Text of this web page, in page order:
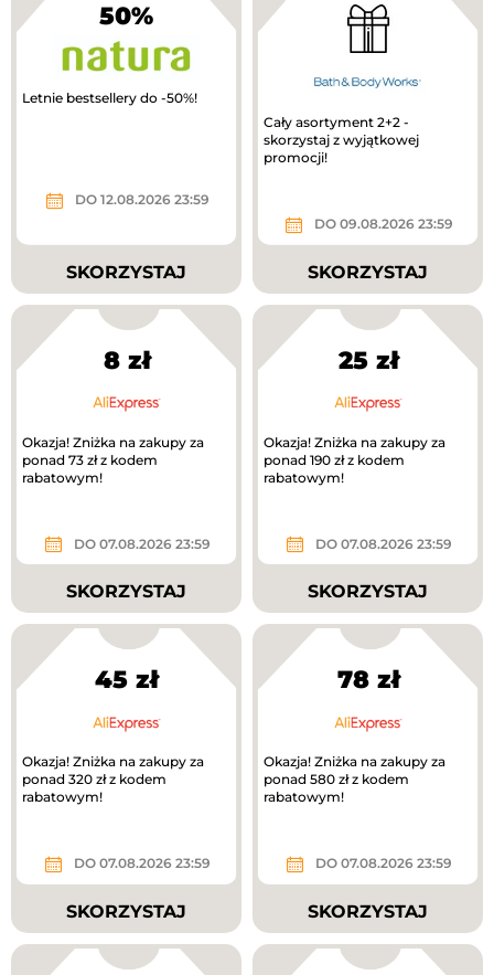
50%
Letnie bestsellery do -50%!
DO 12.08.2026 23:59
SKORZYSTAJ
Cały asortyment 2+2 -
skorzystaj z wyjątkowej
promocji!
DO 09.08.2026 23:59
SKORZYSTAJ
8 zł
Okazja! Zniżka na zakupy za
ponad 73 zł z kodem
rabatowym!
DO 07.08.2026 23:59
SKORZYSTAJ
25 zł
Okazja! Zniżka na zakupy za
ponad 190 zł z kodem
rabatowym!
DO 07.08.2026 23:59
SKORZYSTAJ
45 zł
Okazja! Zniżka na zakupy za
ponad 320 zł z kodem
rabatowym!
DO 07.08.2026 23:59
SKORZYSTAJ
78 zł
Okazja! Zniżka na zakupy za
ponad 580 zł z kodem
rabatowym!
DO 07.08.2026 23:59
SKORZYSTAJ